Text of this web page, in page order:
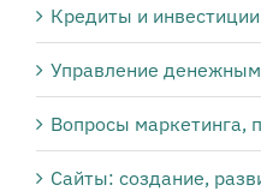
Кредиты и инвестиции
Управление
Вопросы маркетинга,
Сайты: создание,